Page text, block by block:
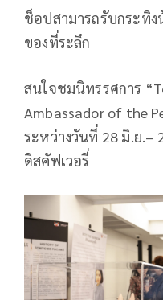
ช็อปสามารถรับกระทิ
ของที่ระลึก
สนใจชมนิทรรศการ
Ambassador of the
ระหว่างวันที่ 28 มิ.ย
ดิสคัฟเวอรี่